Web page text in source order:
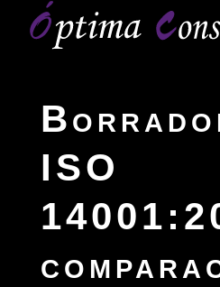
ISO